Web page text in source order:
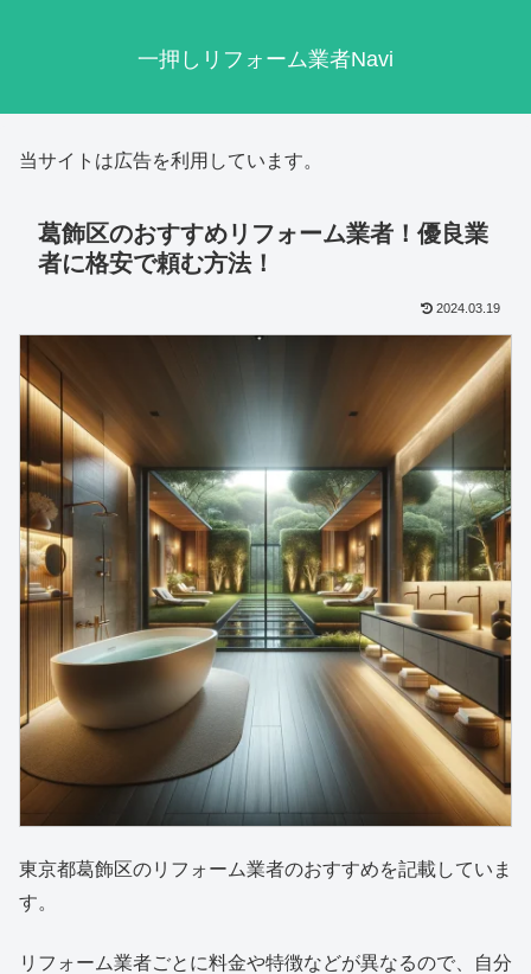
一押しリフォーム業者Navi
当サイトは広告を利用しています。
葛飾区のおすすめリフォーム業者！優良業
者に格安で頼む方法！
2024.03.19
東京都葛飾区のリフォーム業者のおすすめを記載していま
す。
リフォーム業者ごとに料金や特徴などが異なるので、自分